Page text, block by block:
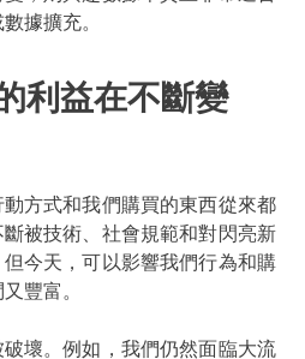
據擴充。
利益在不斷變
方式和我們購買的東西從來都
被技術、社會規範和對閃亮新
今天，可以影響我們行為和購
豐富。
壞。例如，我們仍然面臨大流